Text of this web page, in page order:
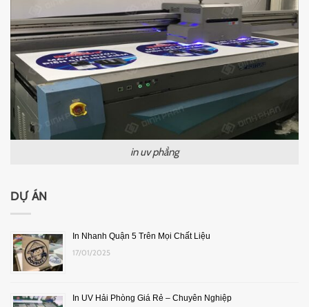
in uv phẳng
DỰ ÁN
In Nhanh Quận 5 Trên Mọi Chất Liệu
17/01/2025
In UV Hải Phòng Giá Rẻ – Chuyên Nghiệp